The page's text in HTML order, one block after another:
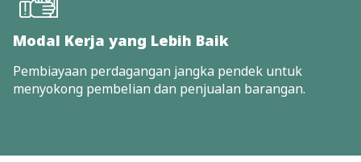
Modal Kerja yang Lebih Baik
Pembiayaan perdagangan jangka pendek untuk
menyokong pembelian dan penjualan barangan.